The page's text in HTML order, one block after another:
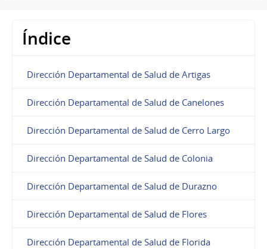
Índice
Dirección Departamental de Salud de Artigas
Dirección Departamental de Salud de Canelones
Dirección Departamental de Salud de Cerro Largo
Dirección Departamental de Salud de Colonia
Dirección Departamental de Salud de Durazno
Dirección Departamental de Salud de Flores
Dirección Departamental de Salud de Florida